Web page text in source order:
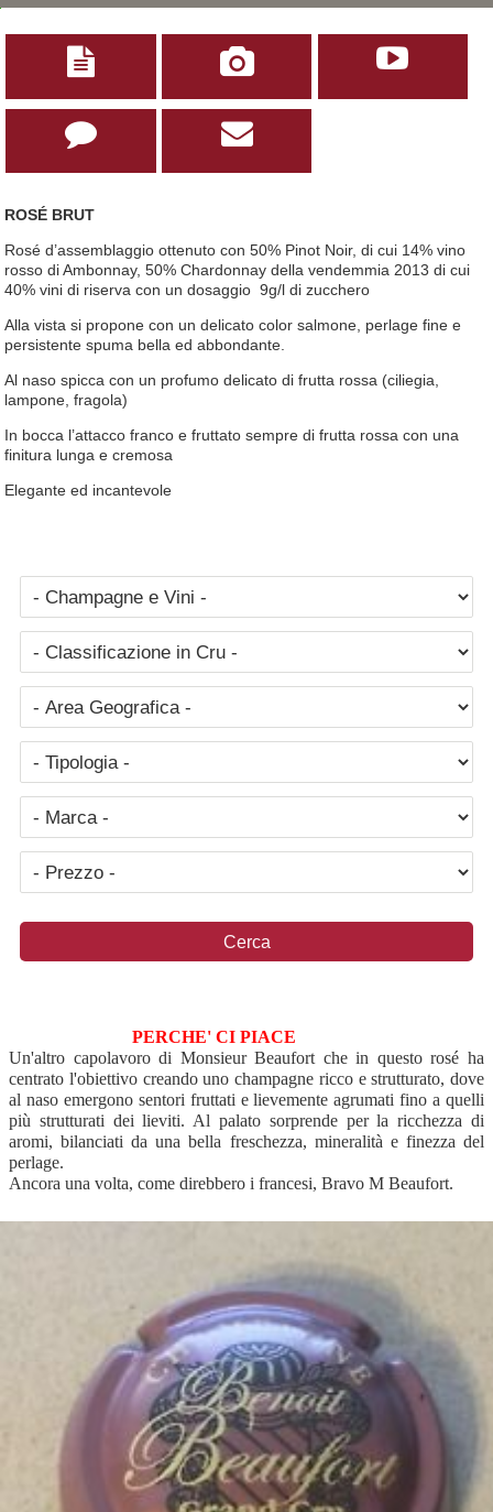
  
 
ROSÉ BRUT
Rosé d’assemblaggio ottenuto con 50% Pinot Noir, di cui 14% vino
rosso di Ambonnay, 50% Chardonnay della vendemmia 2013 di cui
40% vini di riserva con un dosaggio 9g/l di zucchero
Alla vista si propone con un delicato color salmone, perlage fine e
persistente spuma bella ed abbondante.
Al naso spicca con un profumo delicato di frutta rossa (ciliegia,
lampone, fragola)
In bocca l’attacco franco e fruttato sempre di frutta rossa con una
finitura lunga e cremosa
Elegante ed incantevole
PERCHE' CI PIACE
Un'altro capolavoro di Monsieur Beaufort che in questo rosé ha
centrato l'obiettivo creando uno champagne ricco e strutturato, dove
al naso emergono sentori fruttati e lievemente agrumati fino a quelli
più strutturati dei lieviti. Al palato sorprende per la ricchezza di
aromi, bilanciati da una bella freschezza, mineralità e finezza del
perlage.
Ancora una volta, come direbbero i francesi, Bravo M Beaufort.